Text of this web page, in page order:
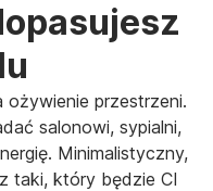
przestrzeni.
salonowi, sypialni,
Minimalistyczny,
taki, który będzie CI